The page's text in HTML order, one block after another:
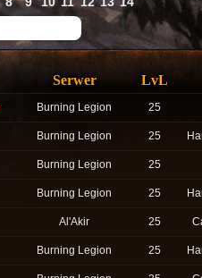
Serwer LvL
Burning Legion 25
Burning Legion 25
Burning Legion 25
Burning Legion 25
Al'Akir 25
Burning Legion 25